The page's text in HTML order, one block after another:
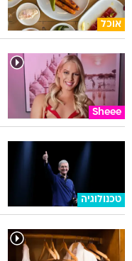
אוכל
Sheee
טכנולוגיה